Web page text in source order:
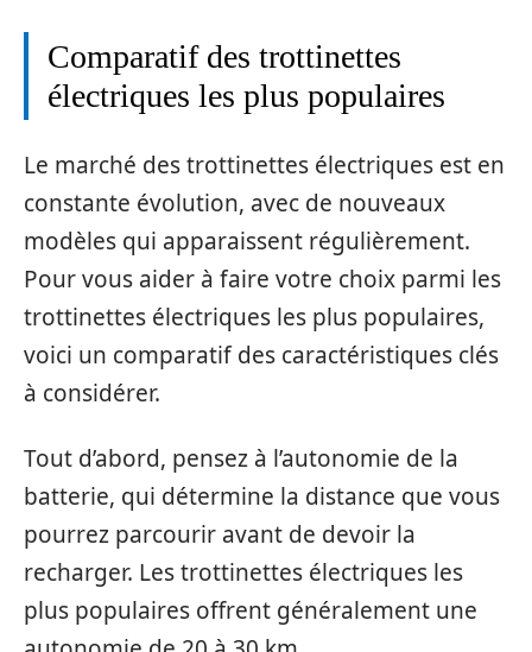
Comparatif des trottinettes
électriques les plus populaires
Le marché des trottinettes électriques est en
constante évolution, avec de nouveaux
modèles qui apparaissent régulièrement.
Pour vous aider à faire votre choix parmi les
trottinettes électriques les plus populaires,
voici un comparatif des caractéristiques clés
à considérer.
Tout d’abord, pensez à l’autonomie de la
batterie, qui détermine la distance que vous
pourrez parcourir avant de devoir la
recharger. Les trottinettes électriques les
plus populaires offrent généralement une